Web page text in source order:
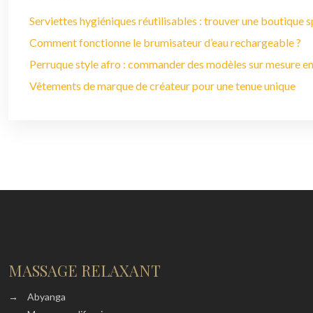
Serviettes hygiéniques réutilisables : trouver une boutique
Comment fonctionne le brumisateur d’eau rechargeable ?
Perruque style afro : commander des modèles sur mesure
Vêtements de marque de créateur pour une tenue unique
MASSAGE RELAXANT
→
Abyanga